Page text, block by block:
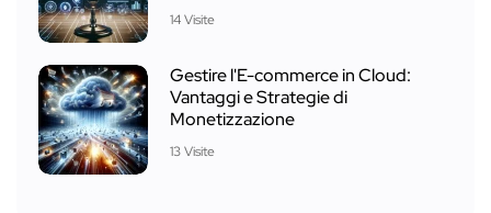
14 Visite
Gestire l'E-commerce in Cloud:
Vantaggi e Strategie di
Monetizzazione
13 Visite